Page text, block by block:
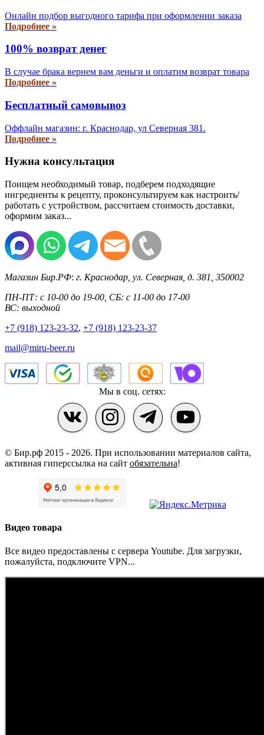
Онлайн подбор выгодного тарифа при оформлении заказа
Подробнее »
100% возврат денег
В случае брака вернем вам деньги и оплатим возврат товара
Подробнее »
Бесплатный самовывоз
Оффлайн магазин: г. Краснодар, ул Северная 381.
Подробнее »
Нужна консультация
Поищем необходимый товар, подберем подходящие
ингредиенты к рецепту, проконсультируем как настроить/
работать с устройством, рассчитаем стоимость доставки,
оформим заказ...
Магазин Бир.РФ: г. Краснодар ул. Северная, д. 381 350002
ПН-ПТ: с 10-00 до 19-00, СБ: с 11-00 до 17-00
ВС: выходной
+7 (918) 123-23-32, +7 (918) 123-23-37
mail@miru-beer.ru
Мы в соц. сетях:
© Бир.рф 2015 - 2026. При использовании материалов сайта,
активная гиперссылка на сайт обязательна!
Видео товара
Все видео предоставлены с сервера Youtube. Для загрузки,
пожалуйста, подключите VPN...